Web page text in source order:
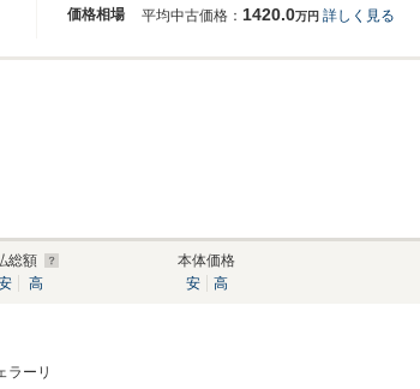
価格相場 平均中古価格： 1420.0万円 詳しく見る
総額
高
本体価格
安
高
ラーリ